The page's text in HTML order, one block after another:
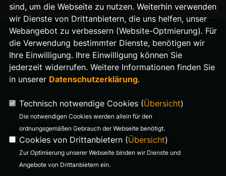
IMPRESSUM
DATENSCHUTZ
Stefanie Bung MdA
Warnemünder Straße 29
14199 Berlin
Telefon: 0176 321 977 18
sind, um die Webseite zu nutzen. Weiterhin verwenden
wir Dienste von Drittanbietern, die uns helfen, unser
Webangebot zu verbessern (Website-Optmierung). Für
die Verwendung bestimmter Dienste, benötigen wir
Ihre Einwilligung. Ihre Einwilligung können Sie
jederzeit widerrufen. Weitere Informationen finden Sie
in unserer Datenschutzerklärung.
Technisch notwendige Cookies (Übersicht)
Die notwendigen Cookies werden allein für den
ordnungsgemäßen Gebrauch der Webseite benötigt.
Cookies von Drittanbietern (Übersicht)
Zur Optimierung unserer Webseite binden wir Dienste und
Angebote von Drittanbietern ein.